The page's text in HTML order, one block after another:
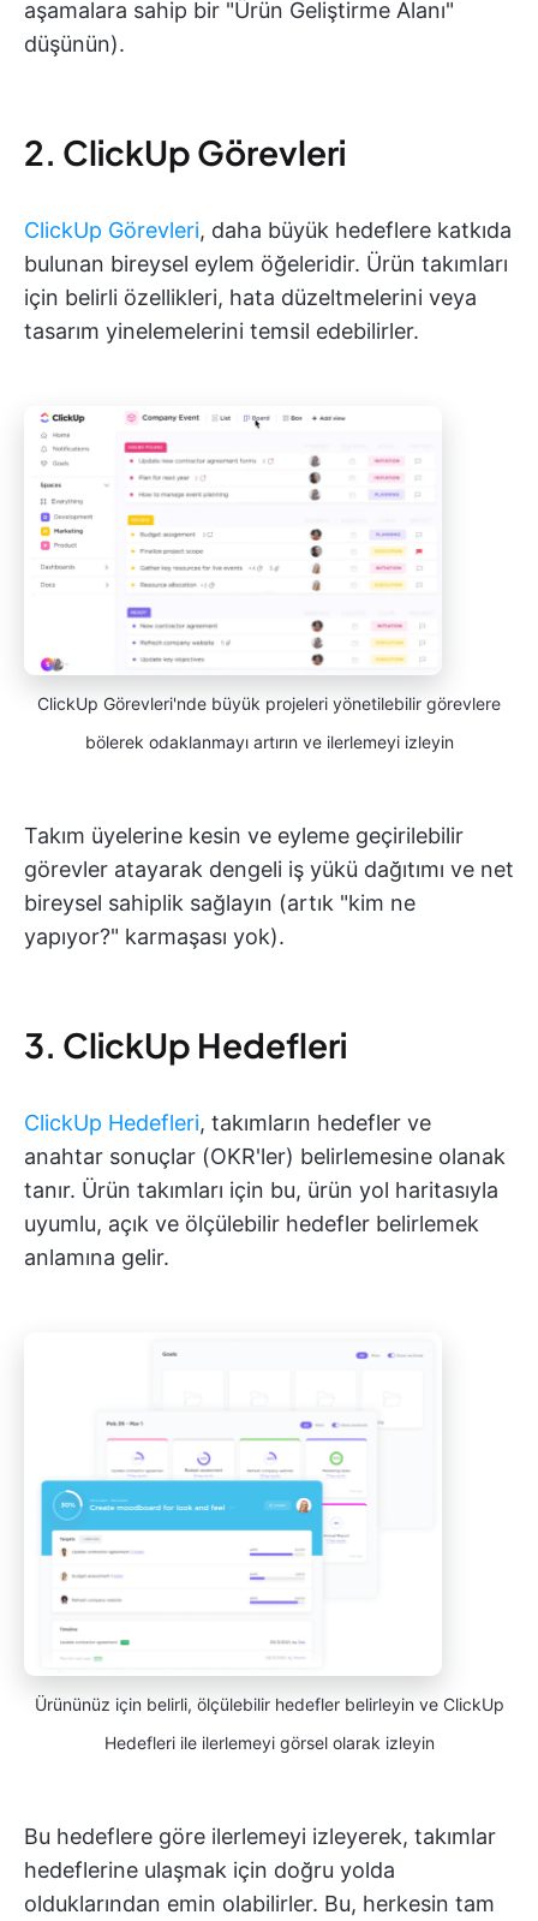
aşamalara sahip bir "Ürün Geliştirme Alanı"
düşünün).
2. ClickUp Görevleri
ClickUp Görevleri, daha büyük hedeflere katkıda
bulunan bireysel eylem öğeleridir. Ürün takımları
için belirli özellikleri, hata düzeltmelerini veya
tasarım yinelemelerini temsil edebilirler.
ClickUp Görevleri'nde büyük projeleri yönetilebilir görevlere
bölerek odaklanmayı artırın ve ilerlemeyi izleyin
Takım üyelerine kesin ve eyleme geçirilebilir
görevler atayarak dengeli iş yükü dağıtımı ve net
bireysel sahiplik sağlayın (artık "kim ne
yapıyor?" karmaşası yok).
3. ClickUp Hedefleri
ClickUp Hedefleri, takımların hedefler ve
anahtar sonuçlar (OKR'ler) belirlemesine olanak
tanır. Ürün takımları için bu, ürün yol haritasıyla
uyumlu, açık ve ölçülebilir hedefler belirlemek
anlamına gelir.
Ürününüz için belirli, ölçülebilir hedefler belirleyin ve ClickUp
Hedefleri ile ilerlemeyi görsel olarak izleyin
Bu hedeflere göre ilerlemeyi izleyerek, takımlar
hedeflerine ulaşmak için doğru yolda
olduklarından emin olabilirler. Bu, herkesin tam